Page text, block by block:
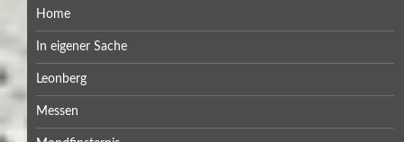
Home
In eigener Sache
Leonberg
Messen